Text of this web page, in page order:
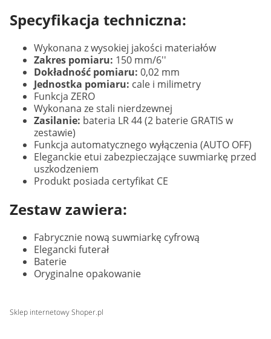
Specyfikacja techniczna:
Wykonana z wysokiej jakości materiałów
Zakres pomiaru: 150 mm/6''
Dokładność pomiaru: 0,02 mm
Jednostka pomiaru: cale i milimetry
Funkcja ZERO
Wykonana ze stali nierdzewnej
Zasilanie: bateria LR 44 (2 baterie GRATIS w
zestawie)
Funkcja automatycznego wyłączenia (AUTO OFF)
Eleganckie etui zabezpieczające suwmiarkę przed
uszkodzeniem
Produkt posiada certyfikat CE
Zestaw zawiera:
Fabrycznie nową suwmiarkę cyfrową
Elegancki futerał
Baterie
Oryginalne opakowanie
Sklep internetowy Shoper.pl